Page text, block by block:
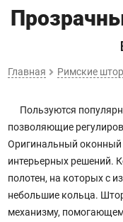
Главная Римские
Пользуются
позволяющие
Оригинальный
интерьерных решений.
полотен, на которых с
небольшие кольца.
механизму,